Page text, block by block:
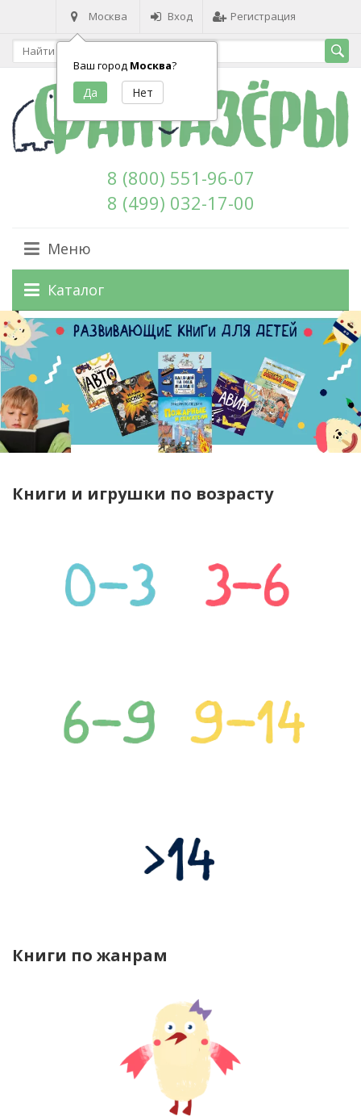
Москва
Ваш город Москва?
Вход Регистрация
8 (800) 551-96-07
8 (499) 032-17-00
Меню
Каталог
Книги и игрушки по возрасту
Книги по жанрам